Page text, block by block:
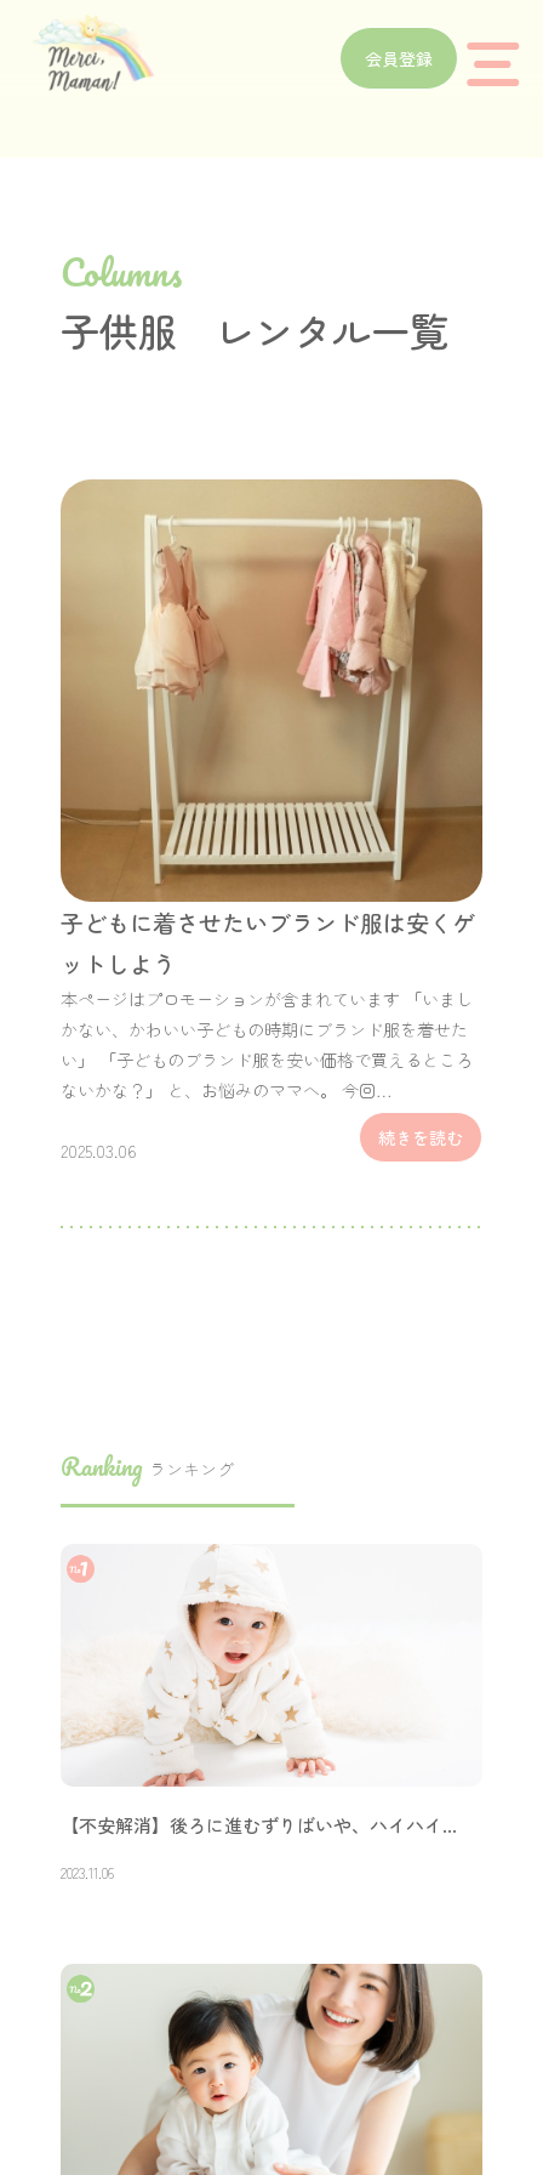
会員登録
Columns
子供服 レンタル一覧
子どもに着させたいブランド服は安くゲ
ットしよう
本ページはプロモーションが含まれています 「いまし
かない、かわいい子どもの時期にブランド服を着せた
い」 「子どものブランド服を安い価格で買えるところ
ないかな？」 と、お悩みのママへ。 今回…
2025.03.06
続きを読む
Ranking ランキング
【不安解消】後ろに進むずりばいや、ハイハイ…
2023.11.06